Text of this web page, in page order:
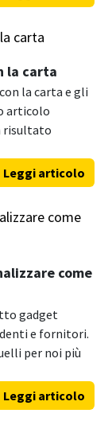
la carta
la carta e gli
articolo
risultato
Leggi articolo
come
gadget
e fornitori.
per noi più
Leggi articolo